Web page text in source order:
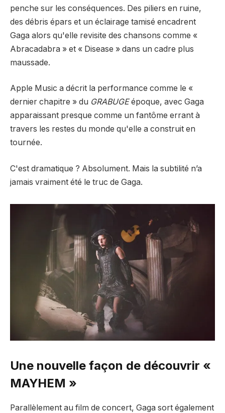
penche sur les conséquences. Des piliers en ruine,
des débris épars et un éclairage tamisé encadrent
Gaga alors qu'elle revisite des chansons comme «
Abracadabra » et « Disease » dans un cadre plus
maussade.
Apple Music a décrit la performance comme le «
dernier chapitre » du GRABUGEépoque, avec Gaga
apparaissant presque comme un fantôme errant à
travers les restes du monde qu'elle a construit en
tournée.
C'est dramatique ? Absolument. Mais la subtilité n’a
jamais vraiment été le truc de Gaga.
Une nouvelle façon de découvrir «
MAYHEM »
Parallèlement au film de concert, Gaga sort également